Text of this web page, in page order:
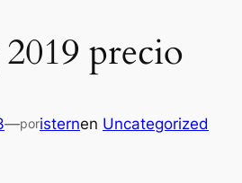
precio
—poristernen Uncategorized